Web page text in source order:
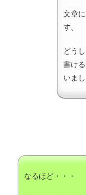
文章
す。
どう
書け
いまし
なるほど・・・